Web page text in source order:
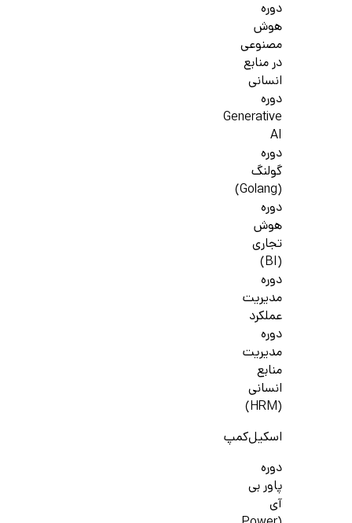
دوره
هوش
مصنوعی
در منابع
انسانی
دوره
Generative
AI
دوره
گولنگ
(Golang)
دوره
هوش
تجاری
(BI)
دوره
مدیریت
عملکرد
دوره
مدیریت
منابع
انسانی
(HRM)
اسکیل‌کمپ
دوره
پاور بی
آی